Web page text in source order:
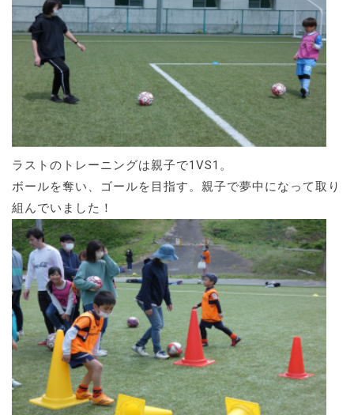
ラストのトレーニングは親子で1VS1。
ボールを奪い、ゴールを目指す。親子で夢中になって取り
組んでいました！